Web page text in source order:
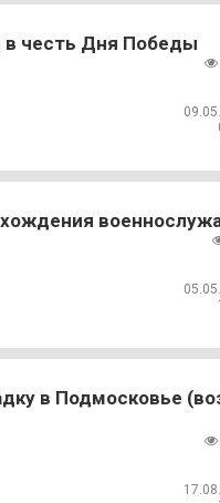
в честь Дня Победы
в Подмосковье